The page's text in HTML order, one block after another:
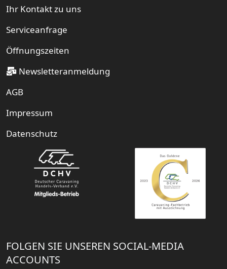
Ihr Kontakt zu uns
Serviceanfrage
Öffnungszeiten
Newsletteranmeldung
AGB
Impressum
Datenschutz
FOLGEN SIE UNSEREN SOCIAL-MEDIA
ACCOUNTS